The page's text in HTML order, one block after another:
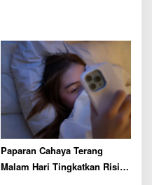
Paparan Cahaya Terang
Malam Hari Tingkatkan Risiko